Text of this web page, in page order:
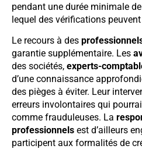
pendant une durée minimale
lequel des vérifications
Le recours à des
garantie supplémentaire. Les
des sociétés, experts-
d’une connaissance
des pièges à éviter. Leur
erreurs involontaires qui
comme frauduleuses. La
professionnels est d’ailleurs
participent aux formalités de